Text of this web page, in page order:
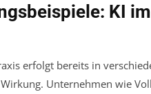
KI
erfolgt bereits in
Unternehmen wie